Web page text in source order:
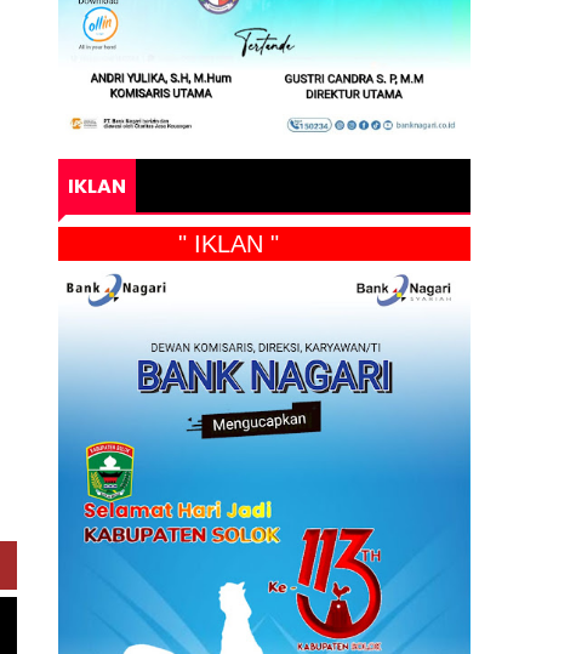
IKLAN
" IKLAN "